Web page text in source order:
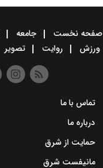
صفحه نخست جامعه
ورزش
روایت تصویر
تماس با ما
درباره ما
حمایت از شرق
مانیفست شرق